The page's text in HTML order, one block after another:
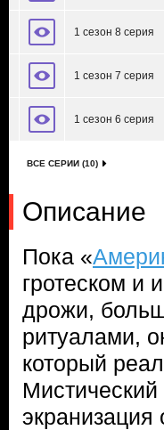
1 сезон 8 серия
1 сезон 7 серия
1 сезон 6 серия
ВСЕ СЕРИИ (10)
Описание
Пока «
гротеском и
дрожи,
ритуалами,
который